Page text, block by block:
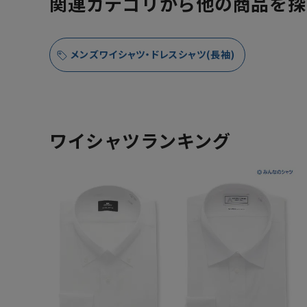
メンズワイシャツ・ドレスシャツ(長袖)
ワイシャツランキング